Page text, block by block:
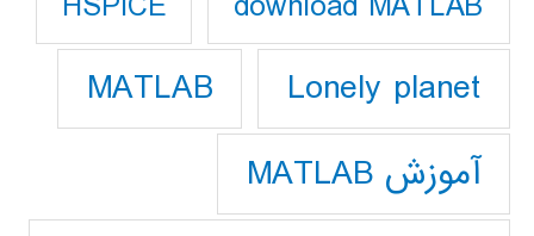
Lonely planet
MATLAB
آموزش MATLAB